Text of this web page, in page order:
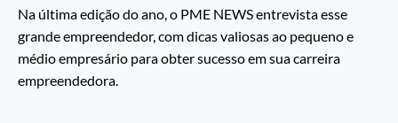
Na última edição do ano, o PME NEWS entrevista esse
grande empreendedor, com dicas valiosas ao pequeno e
médio empresário para obter sucesso em sua carreira
empreendedora.